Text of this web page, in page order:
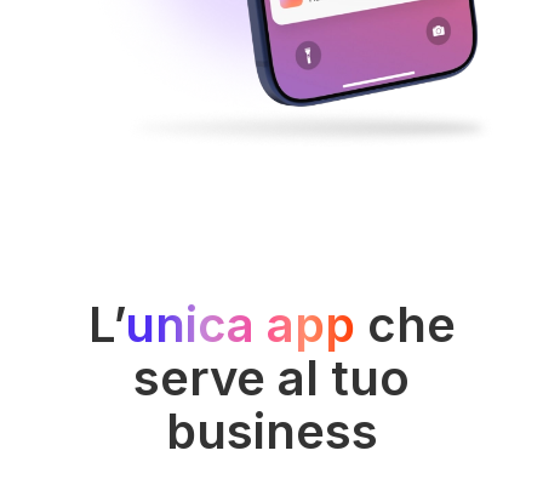
L’unica app che
serve al tuo
business